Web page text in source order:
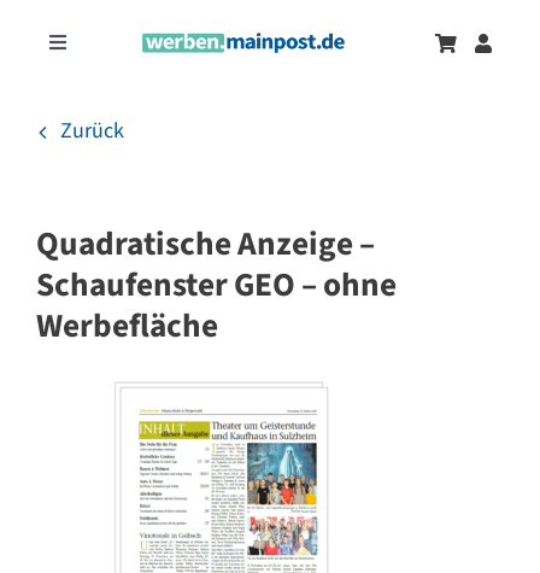
InhaltToggle
Onlinewerbung
Zurück
Quadratische Anzeige –
Schaufenster GEO – ohne
Werbefläche